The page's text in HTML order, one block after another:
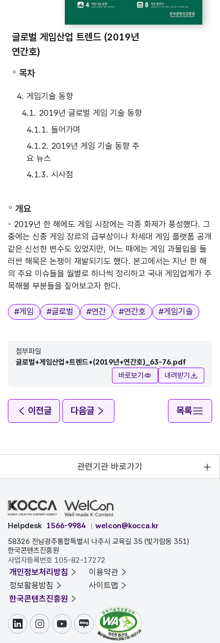
글로벌 게임산업 트렌드 (2019년
연간호)
목차
4. 게임기술 동향
4.1. 2019년 글로벌 게임 기술 동향
4.1.1. 들어가며
4.1.2. 2019년 게임 기술 동향 주
요 뉴스
4.1.3. 시사점
개요
- 2019년 한 해에도 게임 시장에는 각종 화제가 풍성했다. 그
중에는 신종 게임 장르의 급부상이나 차세대 게임 플랫폼 공개
같은 신선한 변수도 있었지만, 어느 때에는 게임 과몰입을 둘
러싼 해묵은 논쟁이 재발되기도 했다. 본고에서는 지난 한 해
의 주요 이슈들을 월별로 하나씩 정리하고 국내 게임업계가 주
목해볼 부분들을 짚어보고자 한다.
태그
#게임 #글로벌 #연간 #연간호 #게임기술
첨부파일
글로벌+게임산업+트렌드+(2019년+연간호)_63-76.pdf
바로보기
내려받기
이전글 다음글 목록
관련기관 바로가기
Helpdesk 1566-9984
welcon@kocca.kr
58326 전남광주통합특별시 나주시 교육길 35 (빛가람동 351)
한국콘텐츠진흥원
사업자등록번호 105-82-17272
개인정보처리방침
이용약관
정보활용방침
사이트맵
한국콘텐츠진흥원
링크드인인스타그램
유튜브블로그